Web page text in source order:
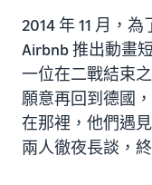
2014 年 11 月，
Airbnb 推出動畫
一位在二戰結束
願意再回到德國
在那裡，他們遇
兩人徹夜長談，